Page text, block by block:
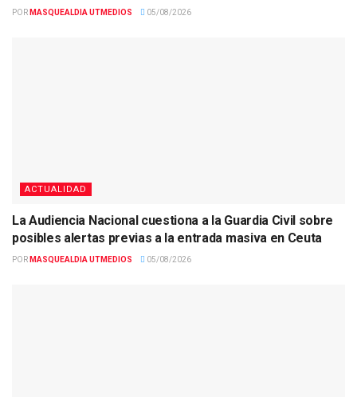
POR MASQUEALDIA UTMEDIOS 05/08/2026
ACTUALIDAD
La Audiencia Nacional cuestiona a la Guardia Civil sobre
posibles alertas previas a la entrada masiva en Ceuta
POR MASQUEALDIA UTMEDIOS 05/08/2026